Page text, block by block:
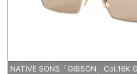
NATIVE SONS「GIBSON」Col.16K